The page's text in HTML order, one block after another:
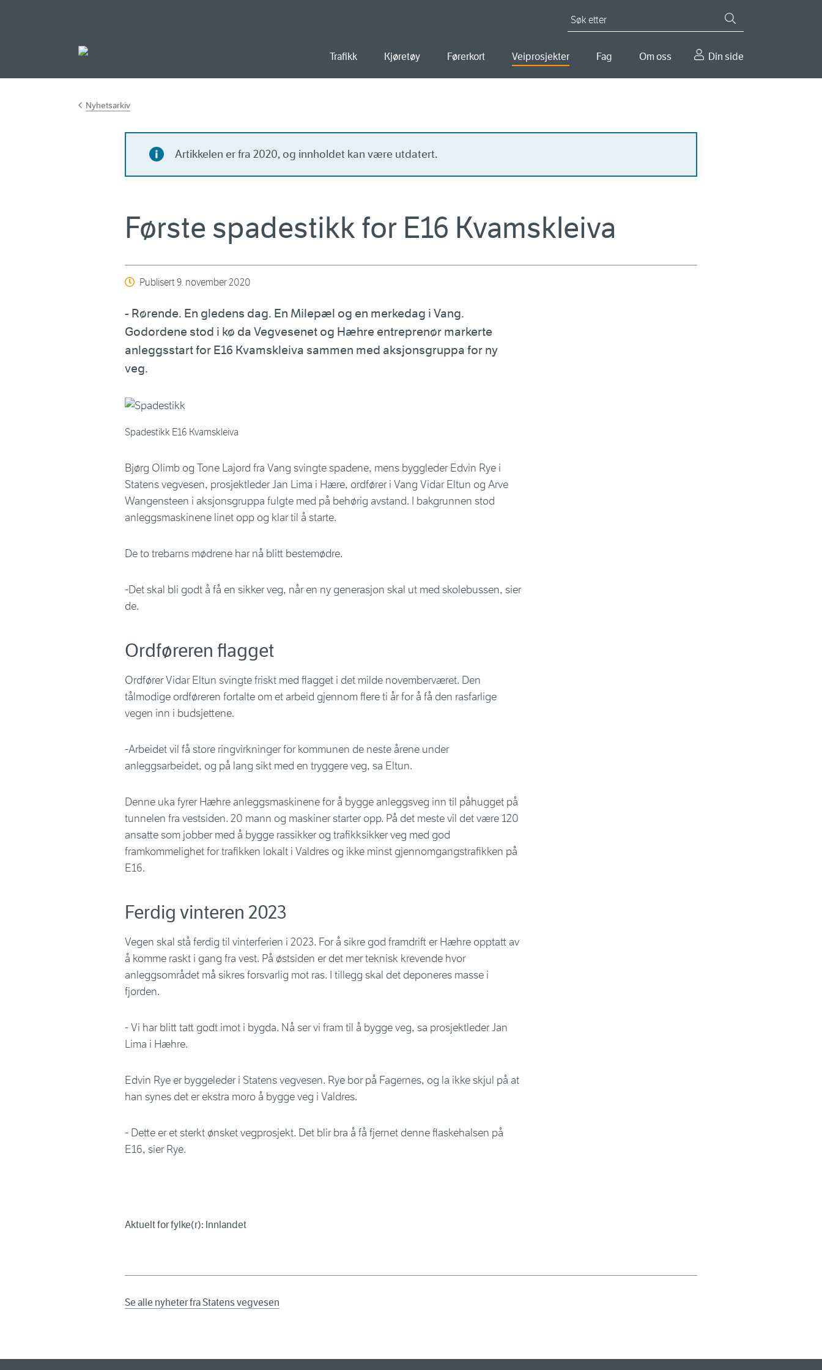
Trafikk Kjøretøy Førerkort Veiprosjekter Fag Om oss Din side
Nyhetsarkiv
Artikkelen er fra 2020, og innholdet kan være utdatert.
Første spadestikk for E16 Kvamskleiva
Publisert9. november 2020
- Rørende. En gledens dag. En Milepæl og en merkedag i Vang.
Godordene stod i kø da Vegvesenet og Hæhre entreprenør markerte
anleggsstart for E16 Kvamskleiva sammen med aksjonsgruppa for ny
veg.
Spadestikk E16 Kvamskleiva
Bjørg Olimb og Tone Lajord fra Vang svingte spadene, mens byggleder Edvin Rye i
Statens vegvesen, prosjektleder Jan Lima i Hære, ordfører i Vang Vidar Eltun og Arve
Wangensteen i aksjonsgruppa fulgte med på behørig avstand. I bakgrunnen stod
anleggsmaskinene linet opp og klar til å starte.
De to trebarns mødrene har nå blitt bestemødre.
-Det skal bli godt å få en sikker veg, når en ny generasjon skal ut med skolebussen, sier
de.
Ordføreren flagget
Ordfører Vidar Eltun svingte friskt med flagget i det milde novemberværet. Den
tålmodige ordføreren fortalte om et arbeid gjennom flere ti år for å få den rasfarlige
vegen inn i budsjettene.
-Arbeidet vil få store ringvirkninger for kommunen de neste årene under
anleggsarbeidet, og på lang sikt med en tryggere veg, sa Eltun.
Denne uka fyrer Hæhre anleggsmaskinene for å bygge anleggsveg inn til påhugget på
tunnelen fra vestsiden. 20 mann og maskiner starter opp. På det meste vil det være 120
ansatte som jobber med å bygge rassikker og trafikksikker veg med god
framkommelighet for trafikken lokalt i Valdres og ikke minst gjennomgangstrafikken på
E16.
Ferdig vinteren 2023
Vegen skal stå ferdig til vinterferien i 2023. For å sikre god framdrift er Hæhre opptatt av
å komme raskt i gang fra vest. På østsiden er det mer teknisk krevende hvor
anleggsområdet må sikres forsvarlig mot ras. I tillegg skal det deponeres masse i
fjorden.
- Vi har blitt tatt godt imot i bygda. Nå ser vi fram til å bygge veg, sa prosjektleder Jan
Lima i Hæhre.
Edvin Rye er byggeleder i Statens vegvesen. Rye bor på Fagernes, og la ikke skjul på at
han synes det er ekstra moro å bygge veg i Valdres.
- Dette er et sterkt ønsket vegprosjekt. Det blir bra å få fjernet denne flaskehalsen på
E16, sier Rye.
Aktuelt for fylke(r): Innlandet
Se alle nyheter fra Statens vegvesen